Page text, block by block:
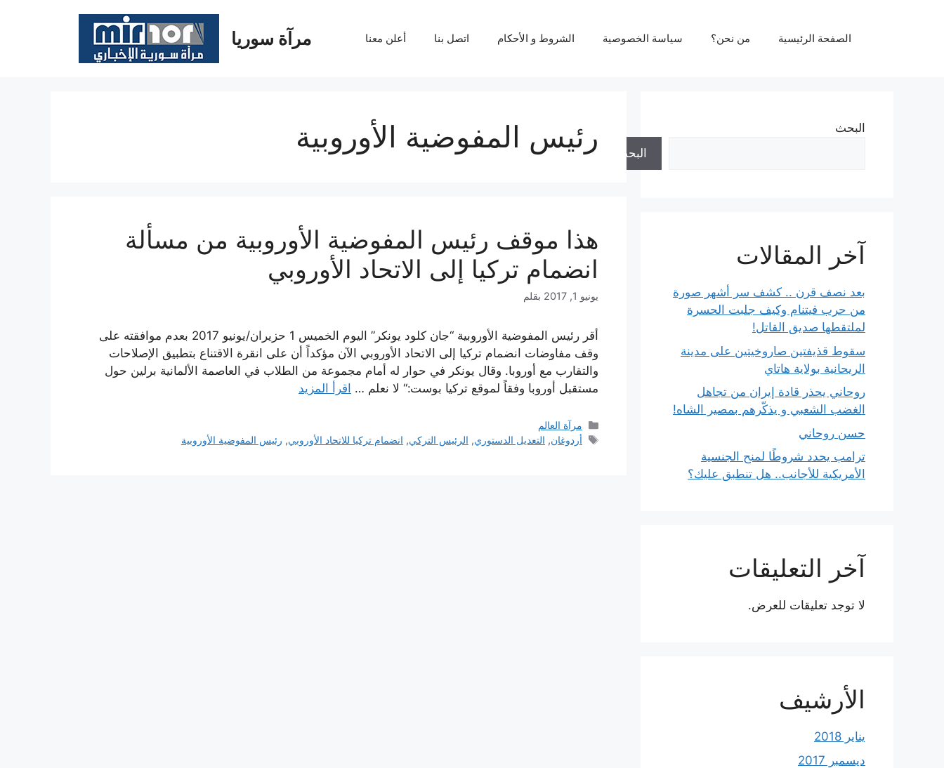
مرآة سوريا الصفحة الرئيسية من نحن؟ سياسة الخصوصية الشروط و الأحكام اتصل بنا أعلن معنا
رئيس المفوضية الأوروبية
هذا موقف رئيس المفوضية الأوروبية من مسألة
انضمام تركيا إلى الاتحاد الأوروبي
يونيو 1, 2017 بقلم
أقر رئيس المفوضية الأوروبية “جان كلود يونكر” اليوم الخميس 1 حزيران/يونيو 2017 بعدم موافقته على
وقف مفاوضات انضمام تركيا إلى الاتحاد الأوروبي الآن مؤكداً أن على انقرة الاقتناع بتطبيق الإصلاحات
والتقارب مع أوروبا. وقال يونكر في حوار له أمام مجموعة من الطلاب في العاصمة الألمانية برلين حول
مستقبل أوروبا وفقاً لموقع تركيا بوست:“ لا نعلم … اقرأ المزيد
التصنيفات
مرآة العالم
الوسوم
أردوغان, التعديل الدستوري, الرئيس التركي, انضمام تركيا للاتحاد الأوروبي, رئيس المفوضية الأوروبية
البحث
البحث
آخر المقالات
بعد نصف قرن .. كشف سر أشهر صورة
من حرب فيتنام وكيف جلبت الحسرة
لملتقطها صديق القاتل!
سقوط قذيفتين صاروخيتين على مدينة
الريحانية بولاية هاتاي
روحاني يحذر قادة إيران من تجاهل
الغضب الشعبي و يذكّرهم بمصير الشاه!
حسن روحاني
ترامب يحدد شروطًا لمنح الجنسية
الأمريكية للأجانب.. هل تنطبق عليك؟
آخر التعليقات
لا توجد تعليقات للعرض.
الأرشيف
يناير 2018
ديسمبر 2017